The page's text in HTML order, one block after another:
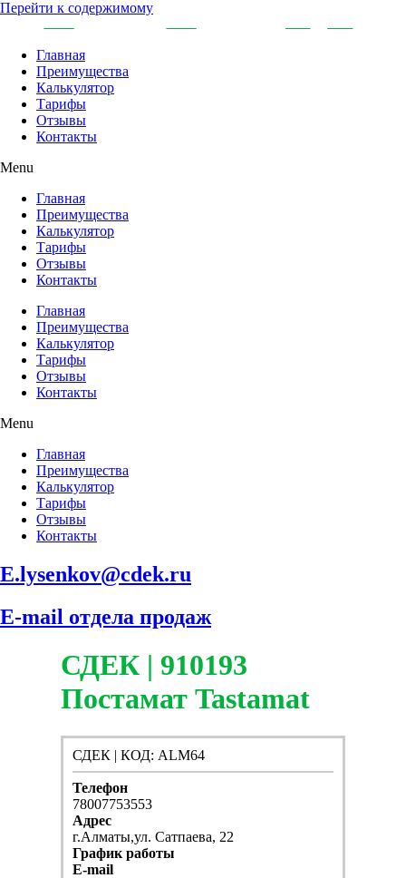
Перейти к содержимому
Главная
Преимущества
Калькулятор
Тарифы
Отзывы
Контакты
Menu
Главная
Преимущества
Калькулятор
Тарифы
Отзывы
Контакты
Главная
Преимущества
Калькулятор
Тарифы
Отзывы
Контакты
Menu
Главная
Преимущества
Калькулятор
Тарифы
Отзывы
Контакты
E.lysenkov@cdek.ru
E-mail отдела продаж
СДЕК | 910193
Постамат Tastamat
СДЕК | КОД: ALM64
Телефон
78007753553
Адрес
г.Алматы,ул. Сатпаева, 22
График работы
E-mail